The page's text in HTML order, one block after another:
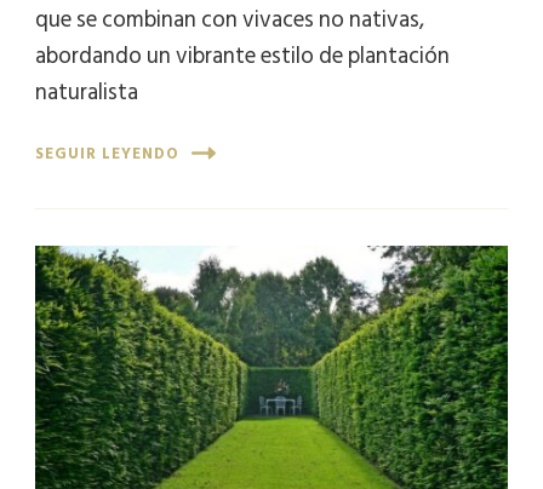
que se combinan con vivaces no nativas,
abordando un vibrante estilo de plantación
naturalista
SEGUIR LEYENDO